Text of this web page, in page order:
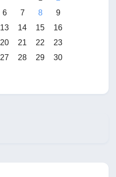
6 7 8
9
13 14 15
16
20 21 22
23
27 28 29
30